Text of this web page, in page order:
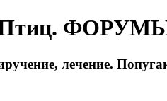
Птиц.
лечение.